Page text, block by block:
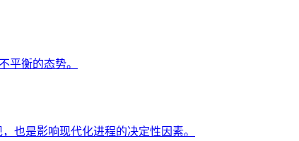
平衡的态势。
也是影响现代化进程的决定性因素。